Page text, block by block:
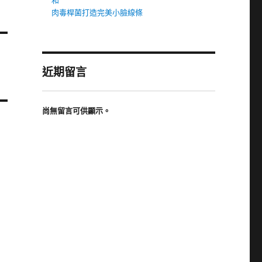
肉毒桿菌打造完美小臉線條
近期留言
尚無留言可供顯示。